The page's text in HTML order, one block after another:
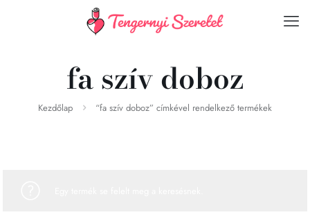
fa szív doboz
Kezdőlap “fa szív doboz” címkével rendelkező termékek